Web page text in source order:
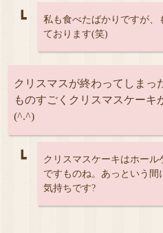
┗
私も食べたばかりですが、
ております(笑)
クリスマスが終わってしまっ
ものすごくクリスマスケーキ
(^.^)
┗
クリスマスケーキはホー
ですものね。あっという
気持ちです?